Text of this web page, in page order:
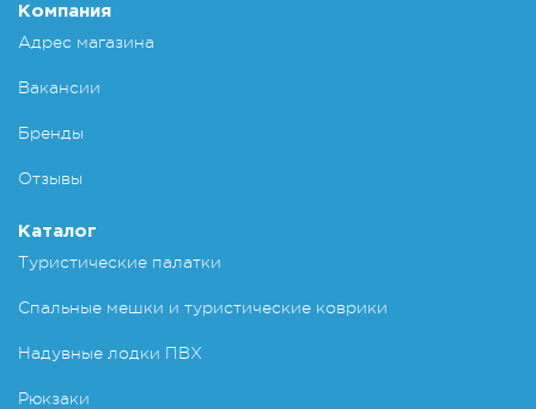
Компания
Адрес магазина
Вакансии
Бренды
Отзывы
Каталог
Туристические палатки
Спальные мешки и туристические коврики
Надувные лодки ПВХ
Рюкзаки